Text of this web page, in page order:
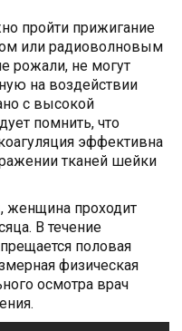
пройти прижигание
или радиоволновым
рожали, не могут
на воздействии
с высокой
помнить, что
эффективна
тканей шейки
женщина проходит
В течение
половая
физическая
осмотра врач